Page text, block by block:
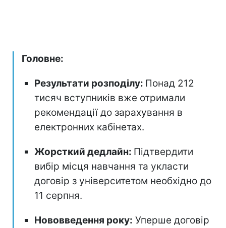
Головне:
Результати розподілу: Понад 212
тисяч вступників вже отримали
рекомендації до зарахування в
електронних кабінетах.
Жорсткий дедлайн: Підтвердити
вибір місця навчання та укласти
договір з університетом необхідно до
11 серпня.
Нововведення року: Уперше договір